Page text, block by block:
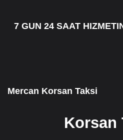
7 GUN 24 SAAT
Mercan Korsan Taksi
Korsan